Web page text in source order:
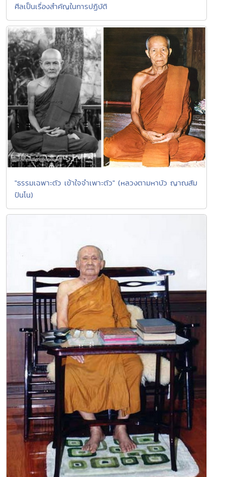
ศีลเป็นเรื่องสำคัญในการปฏิบัติ
"ธรรมเฉพาะตัว เข้าใจจำเพาะตัว" (หลวงตามหาบัว ญาณสัม
ปันโน)